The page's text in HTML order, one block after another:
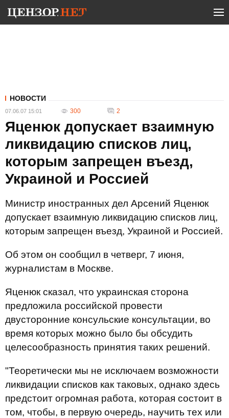
НОВОСТИ
07.06.07 15:01 300 2
Яценюк допускает взаимную
ликвидацию списков лиц,
которым запрещен въезд,
Украиной и Россией
Министр иностранных дел Арсений Яценюк
допускает взаимную ликвидацию списков лиц,
которым запрещен въезд, Украиной и Россией.
Об этом он сообщил в четверг, 7 июня,
журналистам в Москве.
Яценюк сказал, что украинская сторона
предложила российской провести
двусторонние консульские консультации, во
время которых можно было бы обсудить
целесообразность принятия таких решений.
"Теоретически мы не исключаем возможности
ликвидации списков как таковых, однако здесь
предстоит огромная работа, которая состоит в
том, чтобы, в первую очередь, научить тех или